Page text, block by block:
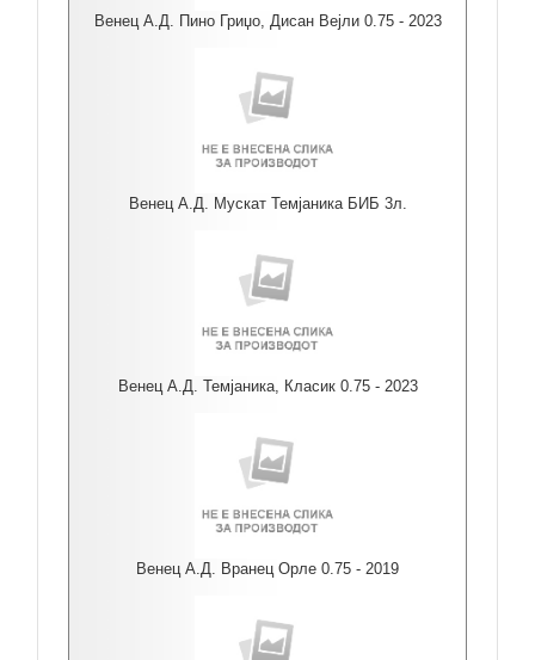
Венец А.Д. Пино Гриџо, Дисан Вејли 0.75 - 2023
Венец А.Д. Мускат Темјаника БИБ 3л.
Венец А.Д. Темјаника, Класик 0.75 - 2023
Венец А.Д. Вранец Орле 0.75 - 2019